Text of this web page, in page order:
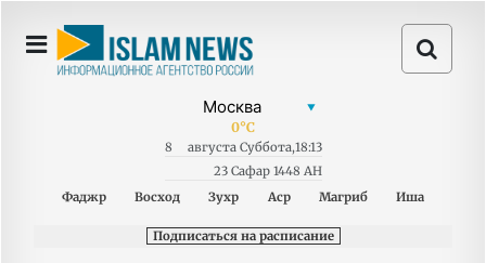
0°C
8 августа Суббота,18:13
23 Сафар 1448 AH
Фаджр
Восход Зухр Аср Магриб Иша
Подписаться на расписание